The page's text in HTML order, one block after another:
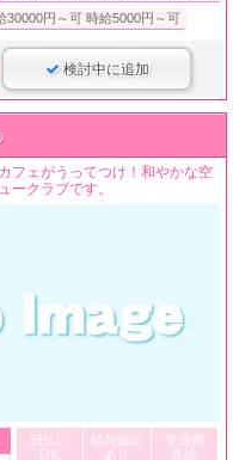
30000円～可 時給5000円～可
検討中に追加
フェがうってつけ！和やかな空
ークラブです。
日払い
OK
給与保証
あり
交通費
支給